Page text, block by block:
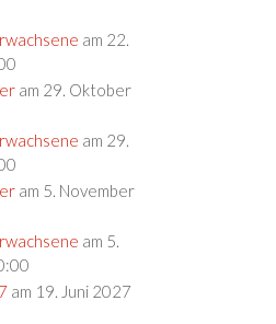
am 22.
am 29. Oktober
am 29.
am 5. November
am 5.
am 19. Juni 2027